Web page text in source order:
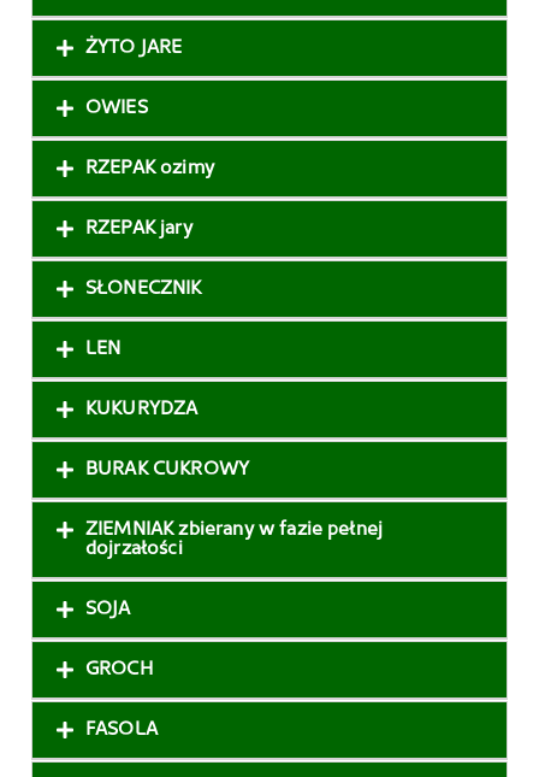
ŻYTO JARE
OWIES
RZEPAK ozimy
RZEPAK jary
SŁONECZNIK
LEN
KUKURYDZA
BURAK CUKROWY
ZIEMNIAK zbierany w fazie pełnej
dojrzałości
SOJA
GROCH
FASOLA